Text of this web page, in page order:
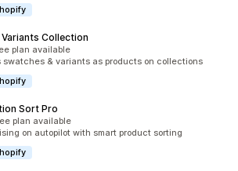
Collection
plan available
swatches & variants as products on collections
Sort Pro
plan available
on autopilot with smart product sorting